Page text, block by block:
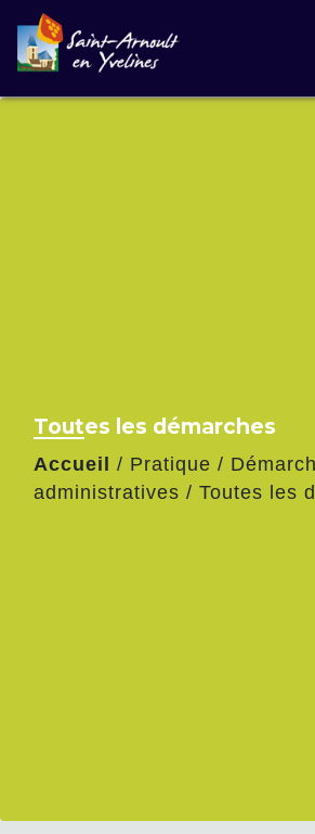
Toutes les démarches
Accueil / Pratique /
administratives / Toutes les